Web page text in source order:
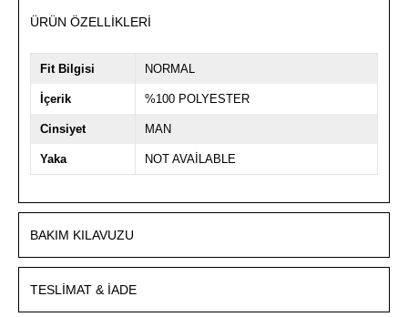
ÜRÜN ÖZELLIKLERI
Fit Bilgisi NORMAL
İçerik %100 POLYESTER
Cinsiyet MAN
Yaka NOT AVAİLABLE
BAKIM KILAVUZU
TESLIMAT & İADE